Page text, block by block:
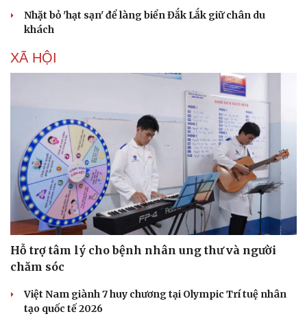
Văn hóa
Văn học
Âm nhạc
Giải trí
Thời trang
Nhặt bỏ 'hạt sạn' để làng biển Đắk Lắk giữ chân du
khách
XÃ HỘI
Hỗ trợ tâm lý cho bệnh nhân ung thư và người
chăm sóc
Việt Nam giành 7 huy chương tại Olympic Trí tuệ nhân
tạo quốc tế 2026